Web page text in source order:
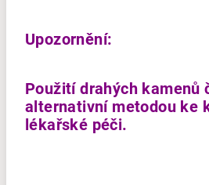
Upozornění:
Použití drahých kamenů
alternativní metodou ke
lékařské péči.